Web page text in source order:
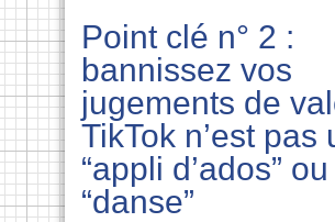
Point clé n° 2 :
bannissez vos
jugements de
TikTok n’est pas
“appli d’ados”
“danse”